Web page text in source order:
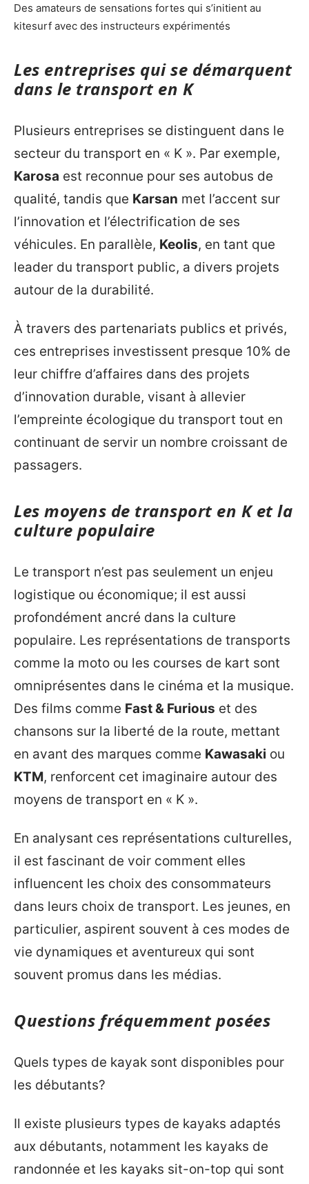
Des amateurs de sensations fortes qui s’initient au
kitesurf avec des instructeurs expérimentés
Les entreprises qui se démarquent
dans le transport en K
Plusieurs entreprises se distinguent dans le
secteur du transport en « K ». Par exemple,
Karosa est reconnue pour ses autobus de
qualité, tandis que Karsan met l’accent sur
l’innovation et l’électrification de ses
véhicules. En parallèle, Keolis, en tant que
leader du transport public, a divers projets
autour de la durabilité.
À travers des partenariats publics et privés,
ces entreprises investissent presque 10% de
leur chiffre d’affaires dans des projets
d’innovation durable, visant à allevier
l’empreinte écologique du transport tout en
continuant de servir un nombre croissant de
passagers.
Les moyens de transport en K et la
culture populaire
Le transport n’est pas seulement un enjeu
logistique ou économique; il est aussi
profondément ancré dans la culture
populaire. Les représentations de transports
comme la moto ou les courses de kart sont
omniprésentes dans le cinéma et la musique.
Des films comme Fast & Furious et des
chansons sur la liberté de la route, mettant
en avant des marques comme Kawasaki ou
KTM, renforcent cet imaginaire autour des
moyens de transport en « K ».
En analysant ces représentations culturelles,
il est fascinant de voir comment elles
influencent les choix des consommateurs
dans leurs choix de transport. Les jeunes, en
particulier, aspirent souvent à ces modes de
vie dynamiques et aventureux qui sont
souvent promus dans les médias.
Questions fréquemment posées
Quels types de kayak sont disponibles pour
les débutants?
Il existe plusieurs types de kayaks adaptés
aux débutants, notamment les kayaks de
randonnée et les kayaks sit-on-top qui sont